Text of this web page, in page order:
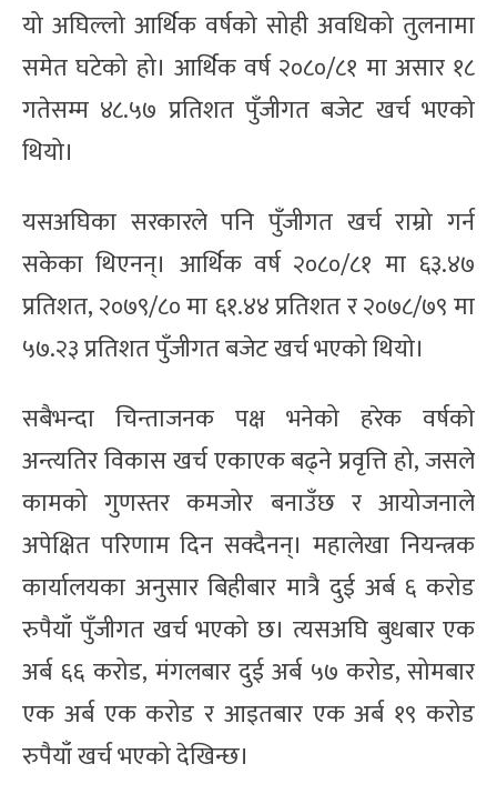
यो अघिल्लो आर्थिक वर्षको सोही अवधिको तुलनामा
समेत घटेको हो। आर्थिक वर्ष २०८०/८१ मा असार १८
गतेसम्म ४८.५७ प्रतिशत पुँजीगत बजेट खर्च भएको
थियो।
यसअघिका सरकारले पनि पुँजीगत खर्च राम्रो गर्न
सकेका थिएनन्। आर्थिक वर्ष २०८०/८१ मा ६३.४७
प्रतिशत, २०७९/८० मा ६१.४४ प्रतिशत र २०७८/७९ मा
५७.२३ प्रतिशत पुँजीगत बजेट खर्च भएको थियो।
सबैभन्दा चिन्ताजनक पक्ष भनेको हरेक वर्षको
अन्त्यतिर विकास खर्च एकाएक बढ्ने प्रवृत्ति हो, जसले
कामको गुणस्तर कमजोर बनाउँछ र आयोजनाले
अपेक्षित परिणाम दिन सक्दैनन्। महालेखा नियन्त्रक
कार्यालयका अनुसार बिहीबार मात्रै दुई अर्ब ६ करोड
रुपैयाँ पुँजीगत खर्च भएको छ। त्यसअघि बुधबार एक
अर्ब ६६ करोड, मंगलबार दुई अर्ब ५७ करोड, सोमबार
एक अर्ब एक करोड र आइतबार एक अर्ब १९ करोड
रुपैयाँ खर्च भएको देखिन्छ।